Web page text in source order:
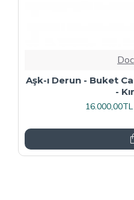
Çipa Döküm Ayak -
Takımı - 70x120
Allzalit Tabla) -